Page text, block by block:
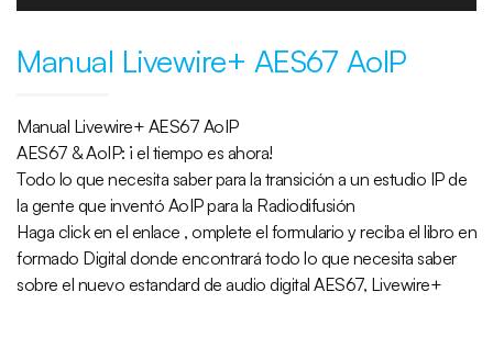
Manual Livewire+ AES67 AoIP
Manual Livewire+ AES67 AoIP
AES67 & AoIP: ¡ el tiempo es ahora!
Todo lo que necesita saber para la transición a un estudio IP de
la gente que inventó AoIP para la Radiodifusión
Haga click en el enlace , omplete el formulario y reciba el libro en
formado Digital donde encontrará todo lo que necesita saber
sobre el nuevo estandard de audio digital AES67, Livewire+